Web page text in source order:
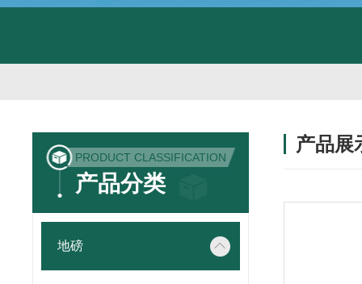
PRODUCT CLASSIFICATION
产品分类
地磅
产品展